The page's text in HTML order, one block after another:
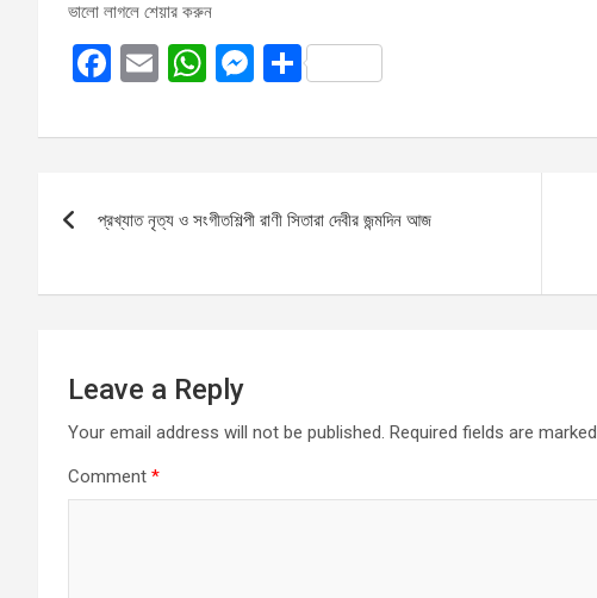
ভালো লাগলে শেয়ার করুন
F
ce
o
k
E
ail
W
at
A
p
M
se
g
S
ar
navigation
প্রখ্যাত নৃত্য ও সংগীতশিল্পী রাণী সিতারা দেবীর জন্মদিন আজ
Leave a Reply
Your email address will not be published. Required fields are marked
Comment *